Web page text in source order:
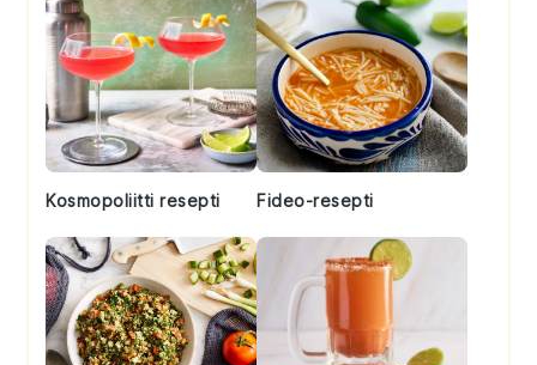
Kosmopoliitti resepti Fideo-resepti